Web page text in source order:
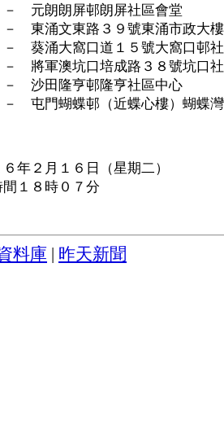
元朗朗屏邨朗屏社區會堂
東涌文東路３９號東涌市政大樓
葵涌大窩口道１５號大窩口邨
將軍澳坑口培成路３８號坑口
沙田隆亨邨隆亨社區中心
屯門蝴蝶邨（近蝶心樓）蝴蝶
６年２月１６日（星期二）
１８時０７分
料庫 昨天新聞